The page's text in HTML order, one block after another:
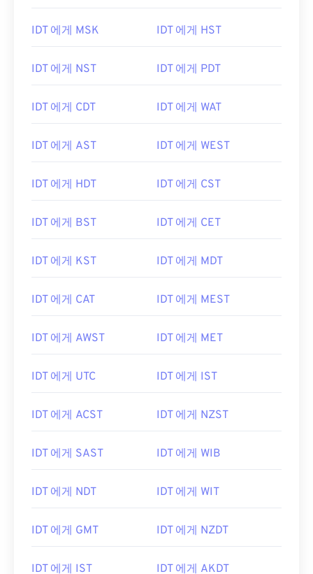
IDT 에게 MSK IDT 에게 HST
IDT 에게 NST IDT 에게 PDT
IDT 에게 CDT IDT 에게 WAT
IDT 에게 AST IDT 에게 WEST
IDT 에게 HDT IDT 에게 CST
IDT 에게 BST IDT 에게 CET
IDT 에게 KST IDT 에게 MDT
IDT 에게 CAT IDT 에게 MEST
IDT 에게 AWST IDT 에게 MET
IDT 에게 UTC IDT 에게 IST
IDT 에게 ACST IDT 에게 NZST
IDT 에게 SAST IDT 에게 WIB
IDT 에게 NDT IDT 에게 WIT
IDT 에게 GMT IDT 에게 NZDT
IDT 에게 IST IDT 에게 AKDT